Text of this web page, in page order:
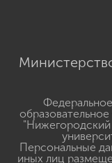
"Нижегородский
Персональные
иных лиц